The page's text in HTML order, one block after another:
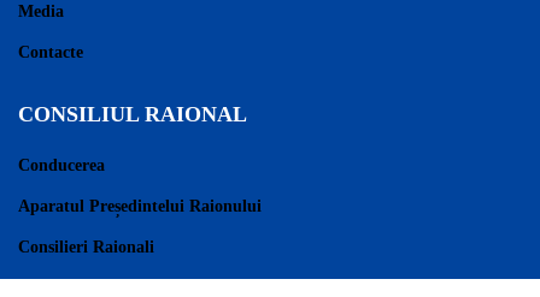
Media
Contacte
CONSILIUL RAIONAL
Conducerea
Aparatul Președintelui Raionului
Consilieri Raionali